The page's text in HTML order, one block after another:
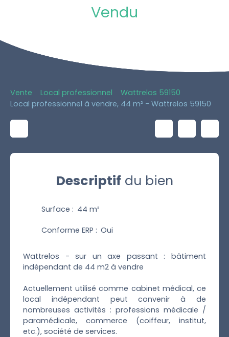
Vendu
Vente Local professionnel
Wattrelos 59150
Local professionnel à vendre, 44 m² - Wattrelos 59150
Descriptif du bien
Surface : 44 m²
Conforme ERP : Oui
Wattrelos - sur un axe passant : bâtiment
indépendant de 44 m2 à vendre
Actuellement utilisé comme cabinet médical, ce
local indépendant peut convenir à de
nombreuses activités : professions médicale /
paramédicale, commerce (coiffeur, institut,
etc.), société de services.